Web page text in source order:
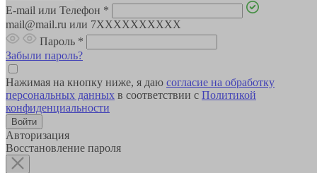
E-mail или Телефон *
mail@mail.ru или 7XXXXXXXXXX
Пароль *
Забыли пароль?
Нажимая на кнопку ниже, я даю согласие на обработку
персональных данных в соответствии с Политикой
конфиденциальности
Авторизация
Восстановление пароля